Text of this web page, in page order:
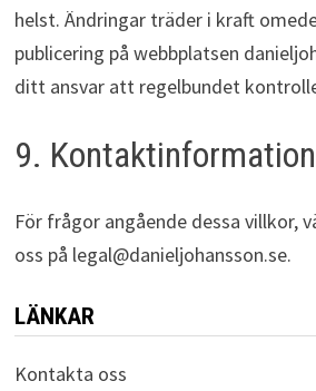
helst. Ändringar träder i kraft
publicering på webbplatsen
ditt ansvar att regelbundet
9. Kontaktinformation
För frågor angående dessa villkor,
oss på legal@danieljohansson.se.
LÄNKAR
Kontakta oss